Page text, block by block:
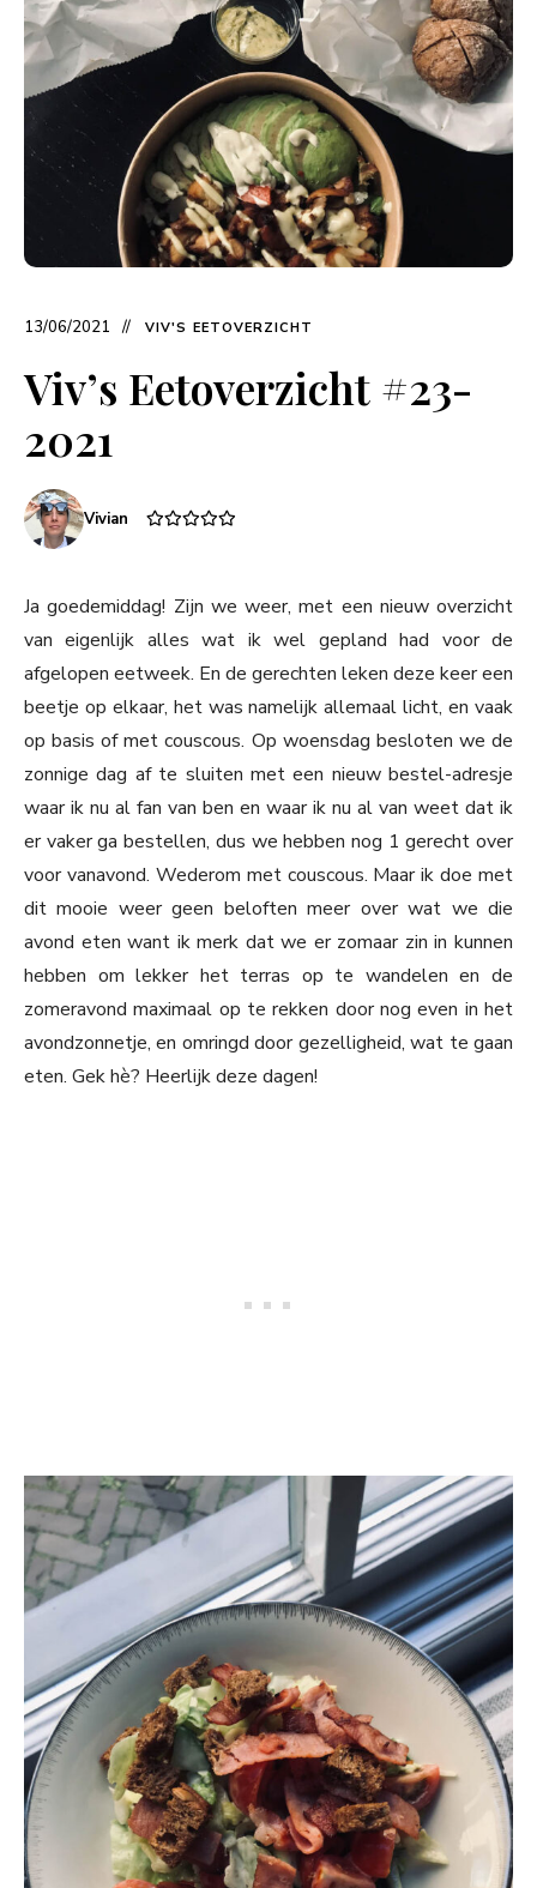
13/06/2021 VIV'S EETOVERZICHT
Viv’s Eetoverzicht #23-
2021
Vivian
Ja goedemiddag! Zijn we weer, met een nieuw overzicht
van eigenlijk alles wat ik wel gepland had voor de
afgelopen eetweek. En de gerechten leken deze keer een
beetje op elkaar, het was namelijk allemaal licht, en vaak
op basis of met couscous. Op woensdag besloten we de
zonnige dag af te sluiten met een nieuw bestel-adresje
waar ik nu al fan van ben en waar ik nu al van weet dat ik
er vaker ga bestellen, dus we hebben nog 1 gerecht over
voor vanavond. Wederom met couscous. Maar ik doe met
dit mooie weer geen beloften meer over wat we die
avond eten want ik merk dat we er zomaar zin in kunnen
hebben om lekker het terras op te wandelen en de
zomeravond maximaal op te rekken door nog even in het
avondzonnetje, en omringd door gezelligheid, wat te gaan
eten. Gek hè? Heerlijk deze dagen!